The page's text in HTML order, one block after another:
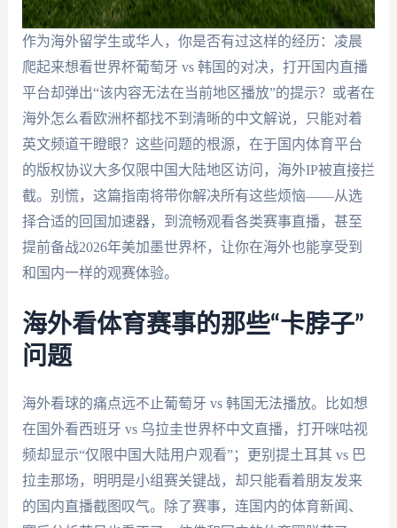
作为海外留学生或华人，你是否有过这样的经历：凌晨
爬起来想看世界杯葡萄牙 vs 韩国的对决，打开国内直播
平台却弹出“该内容无法在当前地区播放”的提示？或者在
海外怎么看欧洲杯都找不到清晰的中文解说，只能对着
英文频道干瞪眼？这些问题的根源，在于国内体育平台
的版权协议大多仅限中国大陆地区访问，海外IP被直接拦
截。别慌，这篇指南将带你解决所有这些烦恼——从选
择合适的回国加速器，到流畅观看各类赛事直播，甚至
提前备战2026年美加墨世界杯，让你在海外也能享受到
和国内一样的观赛体验。
海外看体育赛事的那些“卡脖子”
问题
海外看球的痛点远不止葡萄牙 vs 韩国无法播放。比如想
在国外看西班牙 vs 乌拉圭世界杯中文直播，打开咪咕视
频却显示“仅限中国大陆用户观看”；更别提土耳其 vs 巴
拉圭那场，明明是小组赛关键战，却只能看着朋友发来
的国内直播截图叹气。除了赛事，连国内的体育新闻、